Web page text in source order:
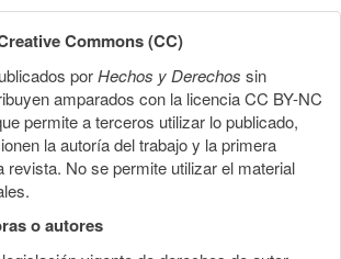
Commons (CC)
porHechos y Derechos sin
amparados con la licencia CC BY-NC
permite a terceros utilizar lo publicado,
la autoría del trabajo y la primera
revista. No se permite utilizar el material
o autores